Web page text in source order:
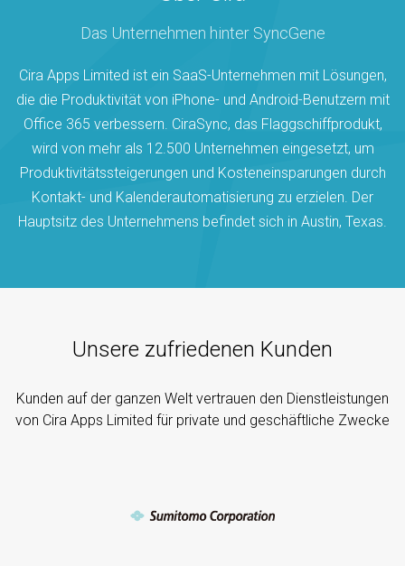
Das Unternehmen hinter SyncGene
Cira Apps Limited ist ein SaaS-Unternehmen mit Lösungen,
die die Produktivität von iPhone- und Android-Benutzern mit
Office 365 verbessern. CiraSync, das Flaggschiffprodukt,
wird von mehr als 12.500 Unternehmen eingesetzt, um
Produktivitätssteigerungen und Kosteneinsparungen durch
Kontakt- und Kalenderautomatisierung zu erzielen. Der
Hauptsitz des Unternehmens befindet sich in Austin, Texas.
Unsere zufriedenen Kunden
Kunden auf der ganzen Welt vertrauen den Dienstleistungen
von Cira Apps Limited für private und geschäftliche Zwecke